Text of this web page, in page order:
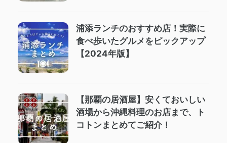
浦添ランチのおすすめ店！実際に
食べ歩いたグルメをピックアップ
【2024年版】
【那覇の居酒屋】安くておいしい
酒場から沖縄料理のお店まで、ト
コトンまとめてご紹介！